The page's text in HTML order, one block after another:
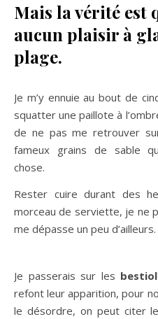
Mais la vérité est
aucun plaisir à
plage.
Je m’y ennuie au bout de
squatter une paillote à
de ne pas me retrouver
fameux grains de sable
chose.
Rester cuire durant des
morceau de serviette, je ne
me dépasse un peu d’ailleurs.
Je passerais sur les
refont leur apparition, pour
le désordre, on peut citer